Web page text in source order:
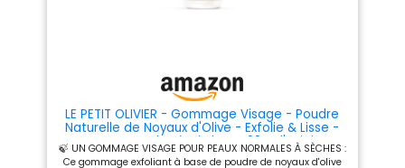
naturelle, fabriqués en France
LE PETIT OLIVIER - Gommage Visage - Poudre
Naturelle de Noyaux d'Olive - Exfolie & Lisse -
Peaux Normales à Sèches - 98% d'Origine
Naturelle - Sans Sulfate - Fabriqué en France -
🍃 UN GOMMAGE VISAGE POUR PEAUX NORMALES À SÈCHES :
Ce gommage exfoliant à base de poudre de noyaux d'olive